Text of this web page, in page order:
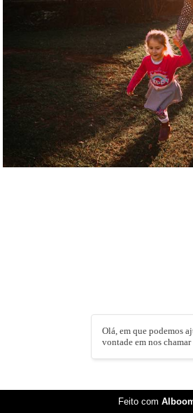
INDOBRO FOTOGRAFIA
Olá, em que podemos
vontade em nos
Feito com